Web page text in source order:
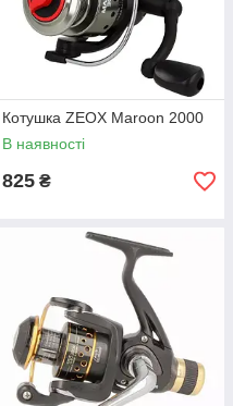
Котушка ZEOX Maroon 2000
В наявності
825 ₴